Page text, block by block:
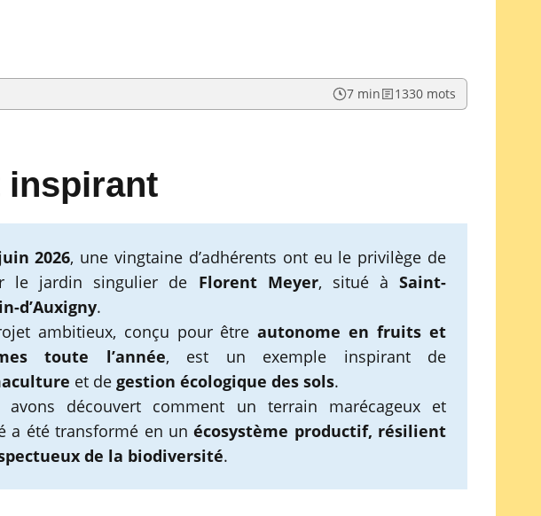
7 min 1330 mots
inspirant
2026, une vingtaine d’adhérents ont eu le privilège de
le jardin singulier de Florent Meyer, situé àSaint-
d’Auxigny.
ambitieux, conçu pour êtreautonome en fruits et
toute l’année, est un exemple inspirant de
et de gestion écologique des sols.
avons découvert comment un terrain marécageux et
a été transformé en unécosystème productif, résilient
de la biodiversité.